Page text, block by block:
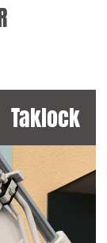
Taklock